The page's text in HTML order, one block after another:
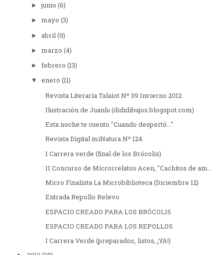
►junio (6)
► mayo (3)
► abril(9)
► marzo (4)
► febrero (13)
▼ enero (11)
Revista Literaria Talaiot Nº 39 Invierno 2012
Ilustración de Juanlu (dididibujos.blogspot.com)
Esta noche te cuento "Cuando despertó..."
Revista Digital miNatura Nº 124
I Carrera verde (final de los Brócolis)
II Concurso de Microrrelatos Acen, "Cachitos de am...
Micro Finalista La Microbiblioteca (Diciembre 12)
Entrada Repollo Relevo
ESPACIO CREADO PARA LOS BRÓCOLIS
ESPACIO CREADO PARA LOS REPOLLOS
I Carrera Verde (preparados, listos, ¡YA!)